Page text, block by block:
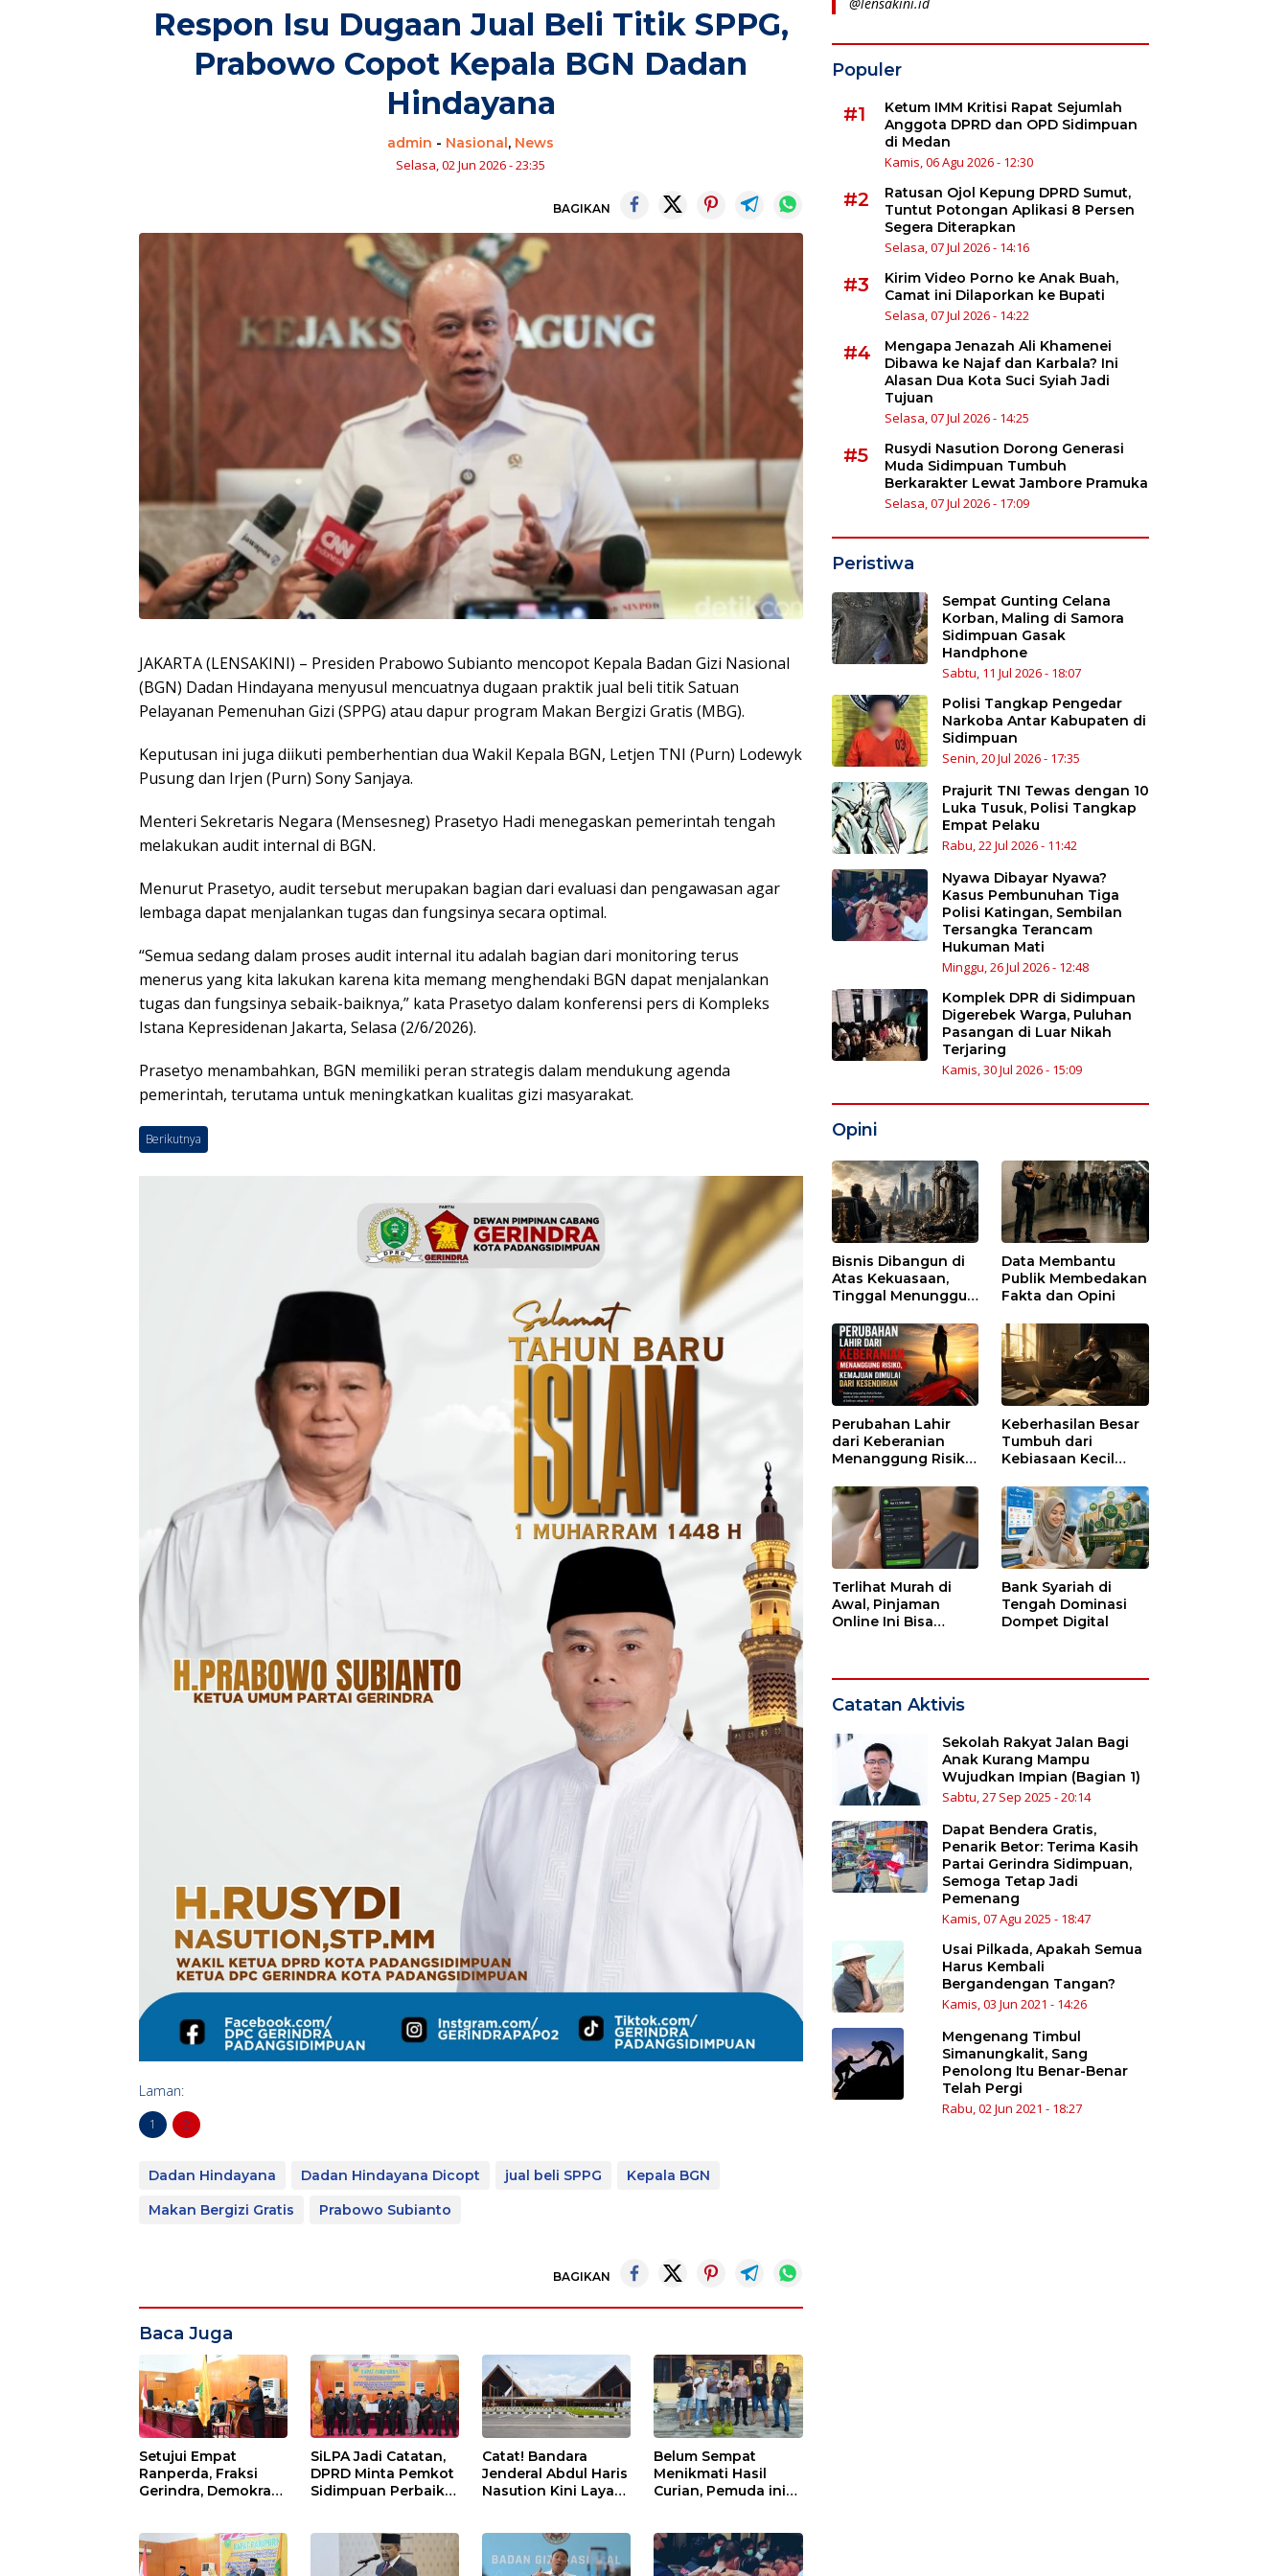
Respon Isu Dugaan Jual Beli Titik SPPG,
Prabowo Copot Kepala BGN Dadan
Hindayana
admin - Nasional, News
Selasa, 02 Jun 2026 - 23:35
BAGIKAN
JAKARTA (LENSAKINI) – Presiden Prabowo Subianto mencopot Kepala Badan Gizi Nasional
(BGN) Dadan Hindayana menyusul mencuatnya dugaan praktik jual beli titik Satuan
Pelayanan Pemenuhan Gizi (SPPG) atau dapur program Makan Bergizi Gratis (MBG).
Keputusan ini juga diikuti pemberhentian dua Wakil Kepala BGN, Letjen TNI (Purn) Lodewyk
Pusung dan Irjen (Purn) Sony Sanjaya.
Menteri Sekretaris Negara (Mensesneg) Prasetyo Hadi menegaskan pemerintah tengah
melakukan audit internal di BGN.
Menurut Prasetyo, audit tersebut merupakan bagian dari evaluasi dan pengawasan agar
lembaga dapat menjalankan tugas dan fungsinya secara optimal.
“Semua sedang dalam proses audit internal itu adalah bagian dari monitoring terus
menerus yang kita lakukan karena kita memang menghendaki BGN dapat menjalankan
tugas dan fungsinya sebaik-baiknya,” kata Prasetyo dalam konferensi pers di Kompleks
Istana Kepresidenan Jakarta, Selasa (2/6/2026).
Prasetyo menambahkan, BGN memiliki peran strategis dalam mendukung agenda
pemerintah, terutama untuk meningkatkan kualitas gizi masyarakat.
Berikutnya
Laman:
1 2
Dadan Hindayana Dadan Hindayana Dicopt jual beli SPPG
Kepala BGN
Makan Bergizi Gratis
Prabowo Subianto
BAGIKAN
Baca Juga
Setujui Empat
Ranperda, Fraksi
Gerindra, Demokrat,
Pemko Sidimpuan
SiLPA Jadi Catatan,
DPRD Minta Pemkot
Sidimpuan Perbaiki
Catat! Bandara
Jenderal Abdul Haris
Nasution Kini Layani
Sepekan
Belum Sempat
Menikmati Hasil
Curian, Pemuda ini
Populer
#1
Ketum IMM Kritisi Rapat Sejumlah
Anggota DPRD dan OPD Sidimpuan
di Medan
Kamis, 06 Agu 2026 - 12:30
#2
Ratusan Ojol Kepung DPRD Sumut,
Tuntut Potongan Aplikasi 8 Persen
Segera Diterapkan
Selasa, 07 Jul 2026 - 14:16
#3
Kirim Video Porno ke Anak Buah,
Camat ini Dilaporkan ke Bupati
Selasa, 07 Jul 2026 - 14:22
#4
Mengapa Jenazah Ali Khamenei
Dibawa ke Najaf dan Karbala? Ini
Alasan Dua Kota Suci Syiah Jadi
Tujuan
Selasa, 07 Jul 2026 - 14:25
#5
Rusydi Nasution Dorong Generasi
Muda Sidimpuan Tumbuh
Berkarakter Lewat Jambore Pramuka
Selasa, 07 Jul 2026 - 17:09
Peristiwa
Sempat Gunting Celana
Korban, Maling di Samora
Sidimpuan Gasak
Handphone
Sabtu, 11 Jul 2026 - 18:07
Polisi Tangkap Pengedar
Narkoba Antar Kabupaten di
Sidimpuan
Senin, 20 Jul 2026 - 17:35
Prajurit TNI Tewas dengan 10
Luka Tusuk, Polisi Tangkap
Empat Pelaku
Rabu, 22 Jul 2026 - 11:42
Nyawa Dibayar Nyawa?
Kasus Pembunuhan Tiga
Polisi Katingan, Sembilan
Tersangka Terancam
Hukuman Mati
Minggu, 26 Jul 2026 - 12:48
Komplek DPR di Sidimpuan
Digerebek Warga, Puluhan
Pasangan di Luar Nikah
Terjaring
Kamis, 30 Jul 2026 - 15:09
Opini
Bisnis Dibangun di
Atas Kekuasaan,
Tinggal Menunggu
Data Membantu
Publik Membedakan
Fakta dan Opini
Perubahan Lahir
dari Keberanian
Menanggung Risiko,
dari Kesendirian
Keberhasilan Besar
Tumbuh dari
Kebiasaan Kecil
dengan Sabar
Terlihat Murah di
Awal, Pinjaman
Online Ini Bisa
Bank Syariah di
Tengah Dominasi
Dompet Digital
Catatan Aktivis
Sekolah Rakyat Jalan Bagi
Anak Kurang Mampu
Wujudkan Impian (Bagian 1)
Sabtu, 27 Sep 2025 - 20:14
Dapat Bendera Gratis,
Penarik Betor: Terima Kasih
Partai Gerindra Sidimpuan,
Semoga Tetap Jadi
Pemenang
Kamis, 07 Agu 2025 - 18:47
Usai Pilkada, Apakah Semua
Harus Kembali
Bergandengan Tangan?
Kamis, 03 Jun 2021 - 14:26
Mengenang Timbul
Simanungkalit, Sang
Penolong Itu Benar-Benar
Telah Pergi
Rabu, 02 Jun 2021 - 18:27